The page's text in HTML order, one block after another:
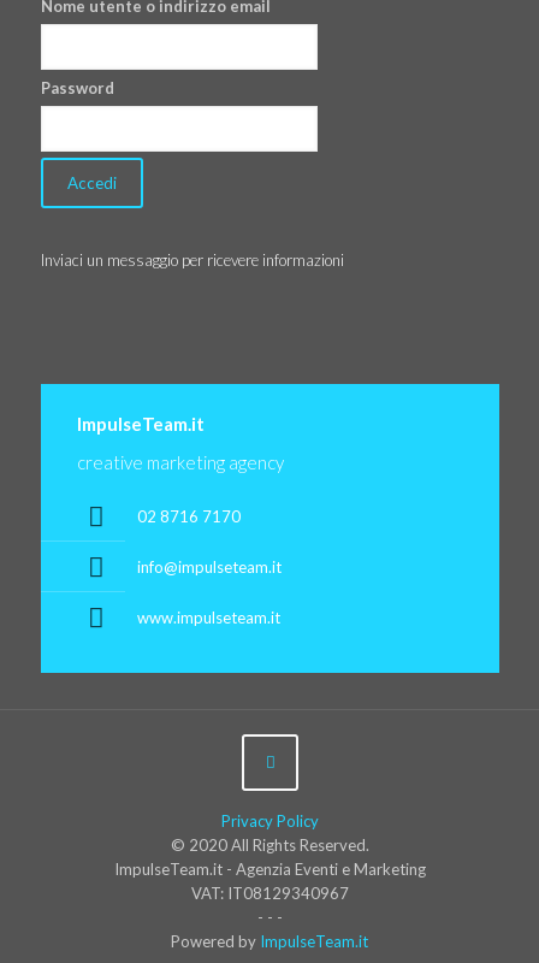
Nome utente o indirizzo email
Password
Inviaci un messaggio per ricevere informazioni
ImpulseTeam.it
creative marketing agency
02 8716 7170
info@impulseteam.it
www.impulseteam.it
Privacy Policy
© 2020 All Rights Reserved.
ImpulseTeam.it - Agenzia Eventi e Marketing
VAT: IT08129340967
- - -
Powered by ImpulseTeam.it